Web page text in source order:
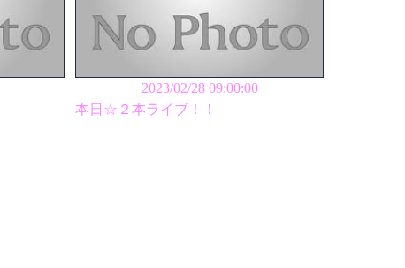
2023/02/28 09:00:00
本日☆２本ライブ！！